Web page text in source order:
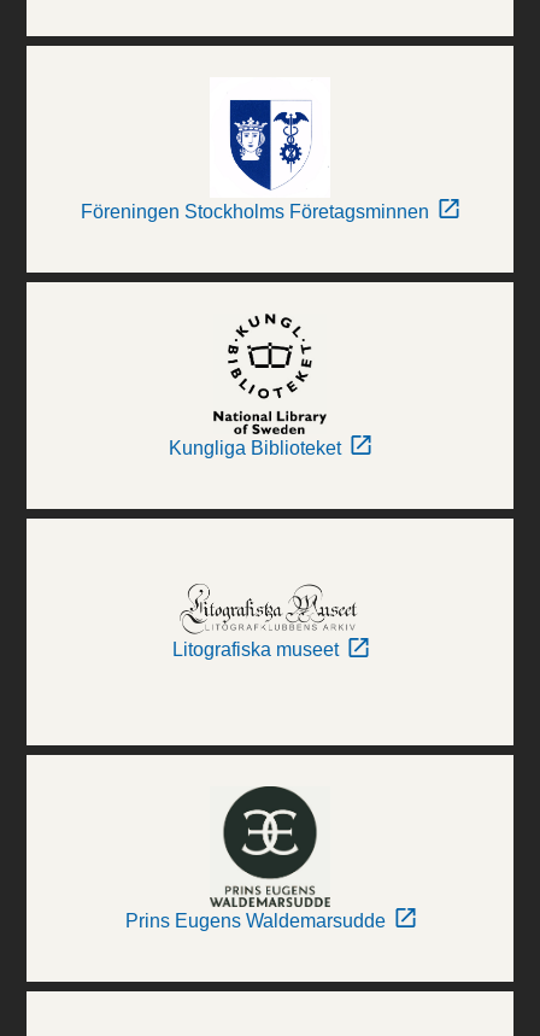
Föreningen Stockholms Företagsminnen
Kungliga Biblioteket
Litografiska museet
Prins Eugens Waldemarsudde